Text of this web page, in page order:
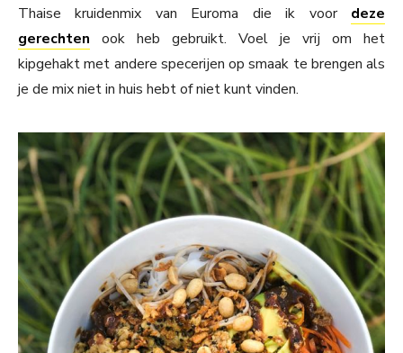
Thaise kruidenmix van Euroma die ik voor deze
gerechten ook heb gebruikt. Voel je vrij om het
kipgehakt met andere specerijen op smaak te brengen als
je de mix niet in huis hebt of niet kunt vinden.